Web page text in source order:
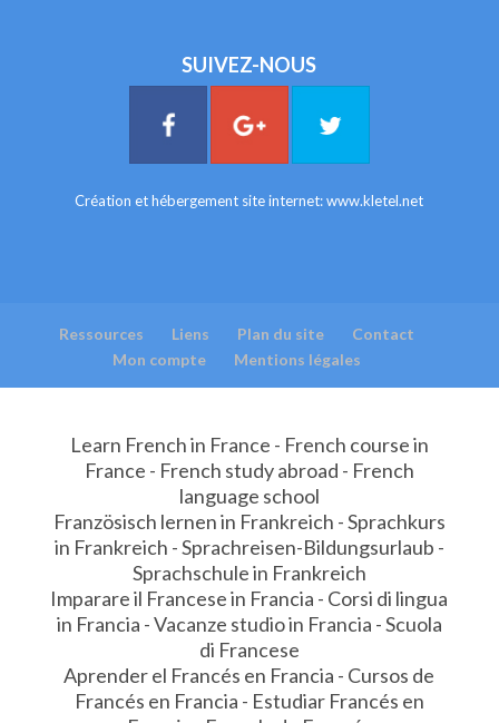
SUIVEZ-NOUS
Création et hébergement site internet:www.kletel.net
Ressources Liens Plan du site
Contact
Mon compte
Mentions légales
Learn French in France - French course in
France - French study abroad - French
language school
Französisch lernen in Frankreich - Sprachkurs
in Frankreich - Sprachreisen-Bildungsurlaub -
Sprachschule in Frankreich
Imparare il Francese in Francia - Corsi di lingua
in Francia - Vacanze studio in Francia - Scuola
di Francese
Aprender el Francés en Francia - Cursos de
Francés en Francia - Estudiar Francés en